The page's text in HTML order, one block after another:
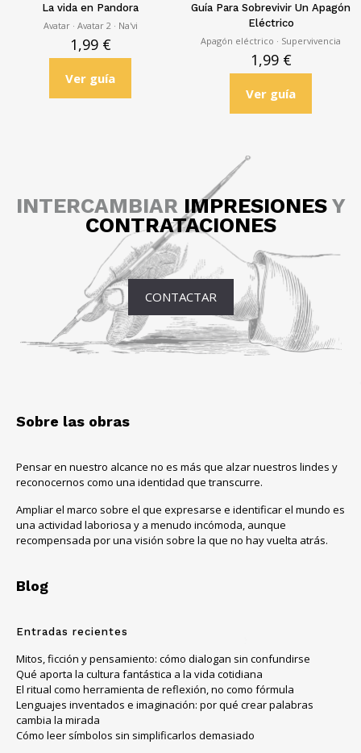
La vida en Pandora
Avatar · Avatar 2 · Na'vi
1,99 €
Ver guía
Guía Para Sobrevivir Un Apagón
Eléctrico
Apagón eléctrico · Supervivencia
1,99 €
Ver guía
INTERCAMBIAR IMPRESIONES Y
CONTRATACIONES
CONTACTAR
Sobre las obras
Pensar en nuestro alcance no es más que alzar nuestros lindes y
reconocernos como una identidad que transcurre.
Ampliar el marco sobre el que expresarse e identificar el mundo es
una actividad laboriosa y a menudo incómoda, aunque
recompensada por una visión sobre la que no hay vuelta atrás.
Blog
Entradas recientes
Mitos, ficción y pensamiento: cómo dialogan sin confundirse
Qué aporta la cultura fantástica a la vida cotidiana
El ritual como herramienta de reflexión, no como fórmula
Lenguajes inventados e imaginación: por qué crear palabras
cambia la mirada
Cómo leer símbolos sin simplificarlos demasiado